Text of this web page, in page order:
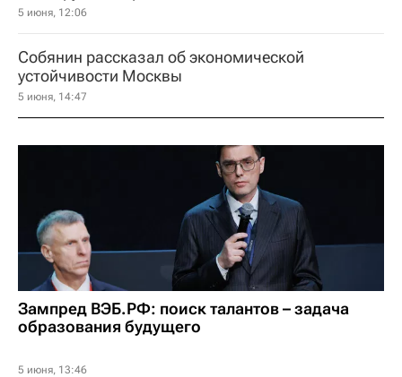
5 июня, 12:06
Собянин рассказал об экономической
устойчивости Москвы
5 июня, 14:47
Зампред ВЭБ.РФ: поиск талантов – задача
образования будущего
5 июня, 13:46